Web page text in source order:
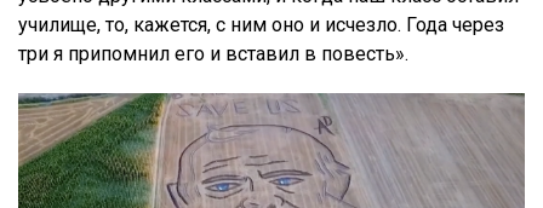
училище, то, кажется, с ним оно и исчезло. Года через
три я припомнил его и вставил в повесть».